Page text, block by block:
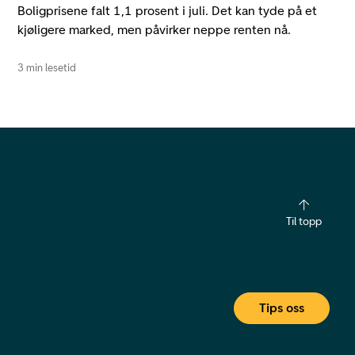
Boligprisene falt 1,1 prosent i juli. Det kan tyde på et
kjøligere marked, men påvirker neppe renten nå.
3 min lesetid
Til topp
Tips oss